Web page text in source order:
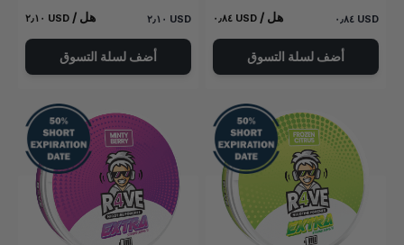
٢٫١٠ USD / هل ٢٫١٠ USD
أضف لسلة التسوق
٠٫٨٤ USD / هل ٠٫٨٤ USD
أضف لسلة التسوق